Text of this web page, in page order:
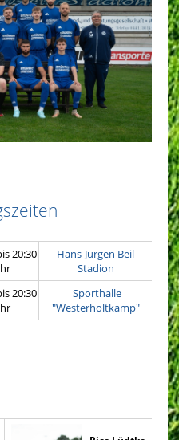
20:30
Hans-Jürgen Beil
Stadion
20:30
Sporthalle
"Westerholtkamp"